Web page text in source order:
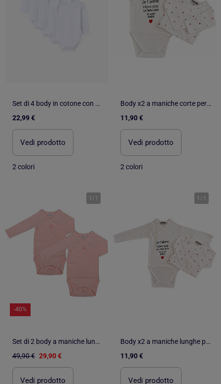
Set di 4 body in cotone con maniche americane
22,99 €
Vedi prodotto
2 colori
Body x2 a maniche corte per neonati Les Chatounets "LOVE
11,90 €
Vedi prodotto
2 colori
1 / 1
-40%
Set di 2 body a maniche lunghe in cotone biologico
49,90 € 29,90 €
Vedi prodotto
1 / 1
Body x2 a maniche lunghe per neonati Les Chatounets "LOVE
11,90 €
Vedi prodotto